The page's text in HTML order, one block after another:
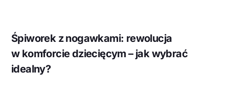
Śpiworek z nogawkami: rewolucja
w komforcie dziecięcym – jak wybrać
idealny?